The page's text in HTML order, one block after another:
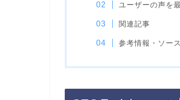
ユーザーの声を
関連記事
参考情報・ソース